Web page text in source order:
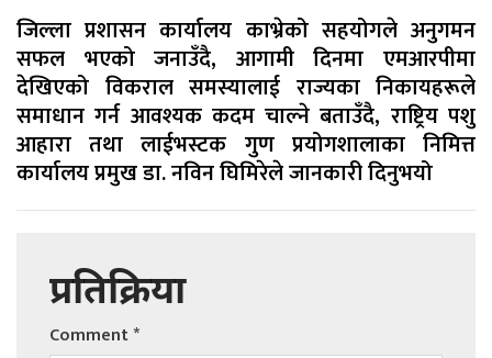
जिल्ला प्रशासन कार्यालय काभ्रेको सहयोगले अनुगमन
सफल भएको जनाउँदै, आगामी दिनमा एमआरपीमा
देखिएको विकराल समस्यालाई राज्यका निकायहरूले
समाधान गर्न आवश्यक कदम चाल्ने बताउँदै, राष्ट्रिय पशु
आहारा तथा लाईभस्टक गुण प्रयोगशालाका निमित्त
कार्यालय प्रमुख डा. नविन घिमिरेले जानकारी दिनुभयो
प्रतिक्रिया
Comment*